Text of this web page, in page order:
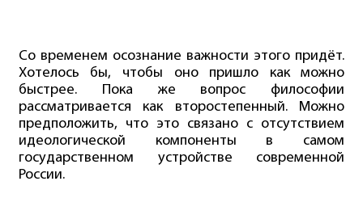
Со временем осознание важности этого придёт.
Хотелось бы, чтобы оно пришло как можно
быстрее. Пока же вопрос философии
рассматривается как второстепенный. Можно
предположить, что это связано с отсутствием
идеологической компоненты в самом
государственном устройстве современной
России.